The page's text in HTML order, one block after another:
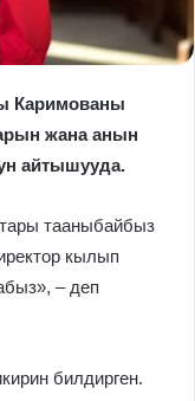
Каримованы
жана анын
айтышууда.
тааныбайбыз
кылып
– деп
билдирген.